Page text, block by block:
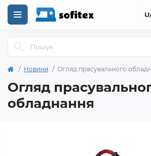
Новини Огляд прасувального
Огляд
обладнання